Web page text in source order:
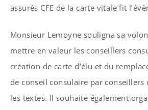
assurés CFE de la carte vitale fit
Monsieur Lemoyne souligna sa
mettre en valeur les conseillers
création de carte d’élu et du
de conseil consulaire par conseillers
les textes. Il souhaite également